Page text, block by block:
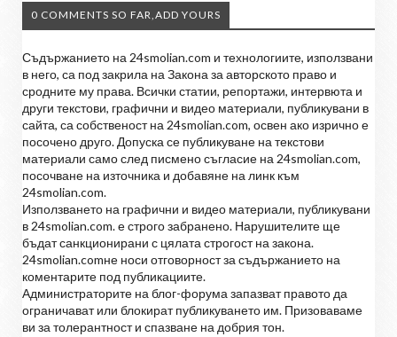
0 COMMENTS SO FAR,ADD YOURS
Съдържанието на 24smolian.com и технологиите, използвани
в него, са под закрила на Закона за авторското право и
сродните му права. Всички статии, репортажи, интервюта и
други текстови, графични и видео материали, публикувани в
сайта, са собственост на 24smolian.com, освен ако изрично е
посочено друго. Допуска се публикуване на текстови
материали само след писмено съгласие на 24smolian.com,
посочване на източника и добавяне на линк към
24smolian.com.
Използването на графични и видео материали, публикувани
в 24smolian.com. е строго забранено. Нарушителите ще
бъдат санкционирани с цялата строгост на закона.
24smolian.comне носи отговорност за съдържанието на
коментарите под публикациите.
Администраторите на блог-форума запазват правото да
ограничават или блокират публикуването им. Призоваваме
ви за толерантност и спазване на добрия тон.